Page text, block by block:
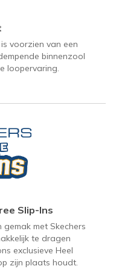
voorzien van een
binnenzool
loopervaring.
Slip-Ins
met Skechers
te dragen
exclusieve Heel
zijn plaats houdt.